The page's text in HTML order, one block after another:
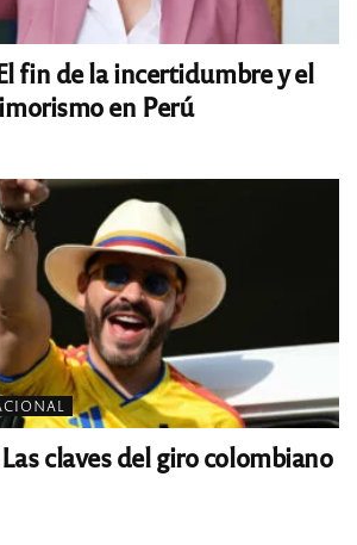
fin de la incertidumbre y el
en Perú
claves del giro colombiano